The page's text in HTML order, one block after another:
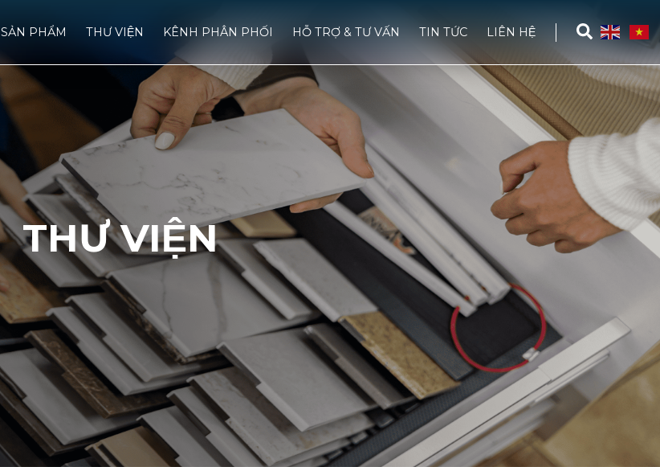
SẢN PHẨM THƯ VIỆN KÊNH PHÂN PHỐI HỖ TRỢ & TƯ VẤN TIN TỨC LIÊN HỆ
THƯ VIỆN